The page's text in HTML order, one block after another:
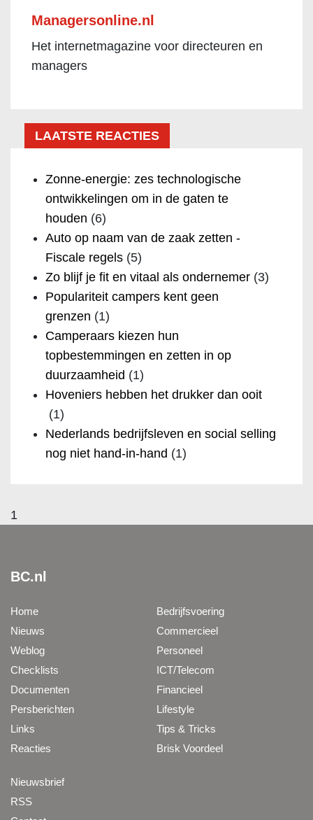
Managersonline.nl
Het internetmagazine voor directeuren en
managers
LAATSTE REACTIES
Zonne-energie: zes technologische
ontwikkelingen om in de gaten te
houden (6)
Auto op naam van de zaak zetten -
Fiscale regels (5)
Zo blijf je fit en vitaal als ondernemer (3)
Populariteit campers kent geen
grenzen (1)
Camperaars kiezen hun
topbestemmingen en zetten in op
duurzaamheid (1)
Hoveniers hebben het drukker dan ooit
(1)
Nederlands bedrijfsleven en social selling
nog niet hand-in-hand (1)
1
BC.nl
Home
Nieuws
Weblog
Checklists
Documenten
Persberichten
Links
Reacties
Bedrijfsvoering
Commercieel
Personeel
ICT/Telecom
Financieel
Lifestyle
Tips & Tricks
Brisk Voordeel
Nieuwsbrief
RSS